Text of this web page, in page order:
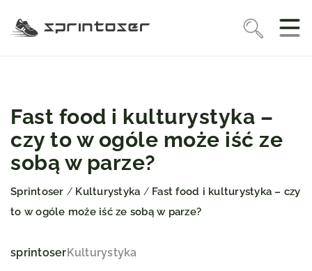
Fast food i kulturystyka –
czy to w ogóle może iść ze
sobą w parze?
Sprintoser / Kulturystyka / Fast food i kulturystyka – czy
to w ogóle może iść ze sobą w parze?
sprintoserKulturystyka